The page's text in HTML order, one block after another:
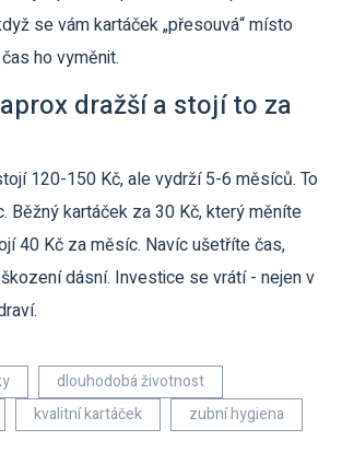
se vám kartáček „přesouvá“ místo
ho vyměnit.
dražší a stojí to za
120-150 Kč, ale vydrží 5-6 měsíců. To
Běžný kartáček za 30 Kč, který měníte
40 Kč za měsíc. Navíc ušetříte čas,
dásní. Investice se vrátí - nejen v
dlouhodobá životnost
kvalitní kartáček zubní hygiena